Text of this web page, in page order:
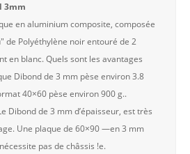
3mm
en aluminium composite, composée
de Polyéthylène noir entouré de 2
en blanc. Quels sont les avantages
Dibond de 3 mm pèse environ 3.8
40×60 pèse environ 900 g..
Dibond de 3 mm d’épaisseur, est très
Une plaque de 60×90 —en 3 mm
pas de châssis !e.